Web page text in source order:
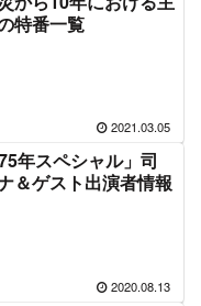
特番一覧
2021.03.05
年スペシャル」司
＆ゲスト出演者情報
2020.08.13